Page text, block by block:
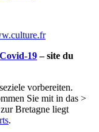
Covid-19– site du
vorbereiten.
Sie mit in das >
Bretagne liegt
.